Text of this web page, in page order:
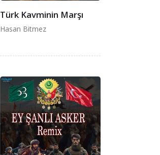
Türk Kavminin Marşı
Hasan Bitmez